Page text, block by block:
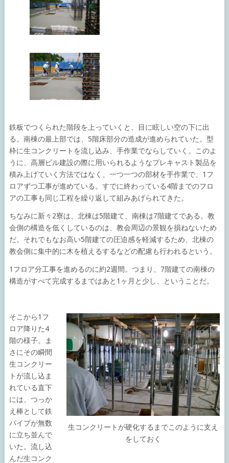
鉄板でつくられた階段を上っていくと、目に眩しい空の下に出
る。南棟の最上部では、5階床部分の造成が進められていた。型
枠に生コンクリートを流し込み、手作業でならしていく。このよ
うに、高層ビル建設の際に用いられるようなプレキャスト製品を
積み上げていく方法ではなく、一つ一つの部材を手作業で、1フ
ロアずつ工事が進めている。すでに終わっている4階までのフロ
アの工事も同じ工程を繰り返して組みあげられてきた。
ちなみに新々2寮は、北棟は5階建て、南棟は7階建てである。教
会側の構造を低くしているのは、教会周辺の景観を損ねないため
だ。それでもなお高い5階建ての圧迫感を軽減するため、北棟の
教会側に集中的に木を植えるするなどの配慮も行われるという。
1フロア分工事を進めるのに約2週間。つまり、7階建ての南棟の
構造がすべて完成するまではあと1ヶ月と少し、ということだ。
生コンクリートが硬化するまでこのように支え
をしておく
そこから1フ
ロア降りた4
階の様子。ま
さにその瞬間
生コンクリー
トが流し込ま
れている直下
には、つっか
え棒として鉄
パイプが無数
に立ち並んで
いた。流し込
んだ生コンク